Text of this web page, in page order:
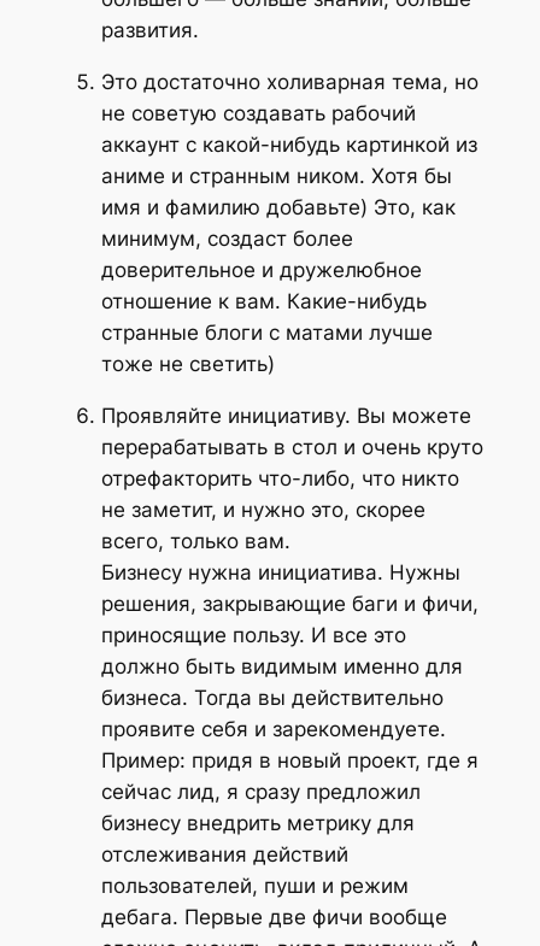
развития.
Это достаточно холиварная тема, но
не советую создавать рабочий
аккаунт с какой-нибудь картинкой из
аниме и странным ником. Хотя бы
имя и фамилию добавьте) Это, как
минимум, создаст более
доверительное и дружелюбное
отношение к вам. Какие-нибудь
странные блоги с матами лучше
тоже не светить)
Проявляйте инициативу. Вы можете
перерабатывать в стол и очень круто
отрефакторить что-либо, что никто
не заметит, и нужно это, скорее
всего, только вам.
Бизнесу нужна инициатива. Нужны
решения, закрывающие баги и фичи,
приносящие пользу. И все это
должно быть видимым именно для
бизнеса. Тогда вы действительно
проявите себя и зарекомендуете.
Пример: придя в новый проект, где я
сейчас лид, я сразу предложил
бизнесу внедрить метрику для
отслеживания действий
пользователей, пуши и режим
дебага. Первые две фичи вообще